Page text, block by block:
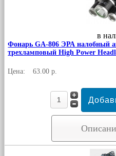
в
Фонарь GA-806 ЭРА налобный
трехламповый High Power
Цена: 63.00 р.